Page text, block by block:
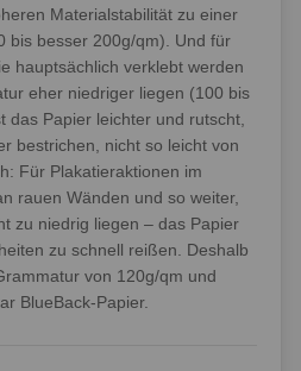
Materialstabilität zu einer
bis besser 200g/qm). Und für
hauptsächlich verklebt werden
eher niedriger liegen (100 bis
das Papier leichter und rutscht,
bestrichen, nicht so leicht von
Für Plakatieraktionen im
rauen Wänden und so weiter,
zu niedrig liegen – das Papier
zu schnell reißen. Deshalb
von 120g/qm und
BlueBack-Papier.